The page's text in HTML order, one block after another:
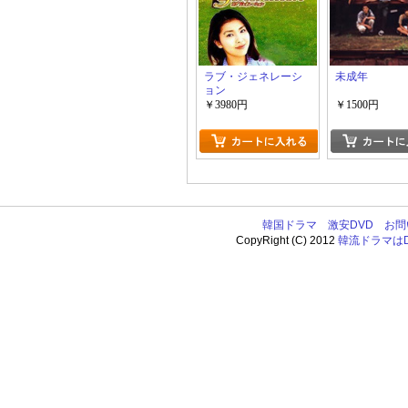
ラブ・ジェネレーシ
ョン
￥3980円
未成年
￥1500円
韓国ドラマ 激安DVD
お
CopyRight (C) 2012韓流ドラマは